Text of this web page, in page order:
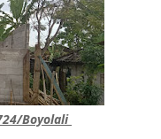
Boyolali